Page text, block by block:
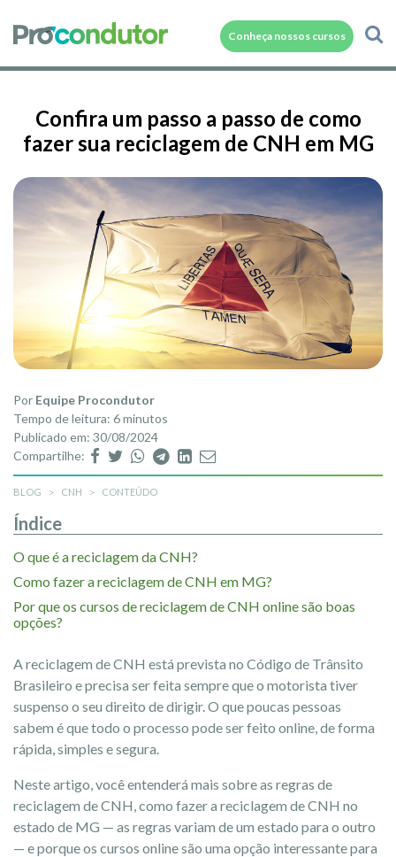
Conheça nossos cursos
Confira um passo a passo de como
fazer sua reciclagem de CNH em MG
Por Equipe Procondutor
Tempo de leitura: 6 minutos
Publicado em: 30/08/2024
Compartilhe:
BLOG CNH CONTEÚDO
Índice
O que é a reciclagem da CNH?
Como fazer a reciclagem de CNH em MG?
Por que os cursos de reciclagem de CNH online são boas
opções?
A reciclagem de CNH está prevista no Código de Trânsito
Brasileiro e precisa ser feita sempre que o motorista tiver
suspenso o seu direito de dirigir. O que poucas pessoas
sabem é que todo o processo pode ser feito online, de forma
rápida, simples e segura.
Neste artigo, você entenderá mais sobre as regras de
reciclagem de CNH, como fazer a reciclagem de CNH no
estado de MG — as regras variam de um estado para o outro
— e porque os cursos online são uma opção interessante para